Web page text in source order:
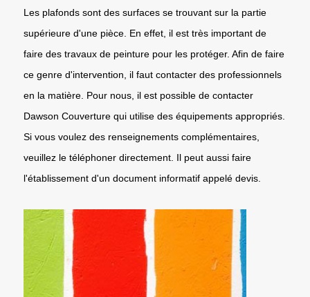
Les plafonds sont des surfaces se trouvant sur la partie
supérieure d'une pièce. En effet, il est très important de
faire des travaux de peinture pour les protéger. Afin de faire
ce genre d'intervention, il faut contacter des professionnels
en la matière. Pour nous, il est possible de contacter
Dawson Couverture qui utilise des équipements appropriés.
Si vous voulez des renseignements complémentaires,
veuillez le téléphoner directement. Il peut aussi faire
l'établissement d'un document informatif appelé devis.